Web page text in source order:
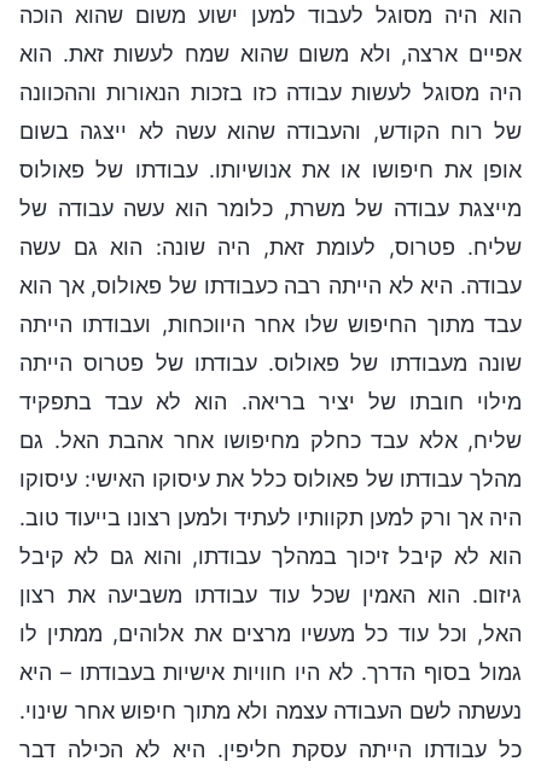
הוא היה מסוגל לעבוד למען ישוע משום שהוא הוכה
אפיים ארצה, ולא משום שהוא שמח לעשות זאת. הוא
היה מסוגל לעשות עבודה כזו בזכות הנאורות וההכוונה
של רוח הקודש, והעבודה שהוא עשה לא ייצגה בשום
אופן את חיפושו או את אנושיותו. עבודתו של פאולוס
מייצגת עבודה של משרת, כלומר הוא עשה עבודה של
שליח. פטרוס, לעומת זאת, היה שונה: הוא גם עשה
עבודה. היא לא הייתה רבה כעבודתו של פאולוס, אך הוא
עבד מתוך החיפוש שלו אחר היווכחות, ועבודתו הייתה
שונה מעבודתו של פאולוס. עבודתו של פטרוס הייתה
מילוי חובתו של יציר בריאה. הוא לא עבד בתפקיד
שליח, אלא עבד כחלק מחיפושו אחר אהבת האל. גם
מהלך עבודתו של פאולוס כלל את עיסוקו האישי: עיסוקו
היה אך ורק למען תקוותיו לעתיד ולמען רצונו בייעוד טוב.
הוא לא קיבל זיכוך במהלך עבודתו, והוא גם לא קיבל
גיזום. הוא האמין שכל עוד עבודתו משביעה את רצון
האל, וכל עוד כל מעשיו מרצים את אלוהים, ממתין לו
גמול בסוף הדרך. לא היו חוויות אישיות בעבודתו – היא
נעשתה לשם העבודה עצמה ולא מתוך חיפוש אחר שינוי.
כל עבודתו הייתה עסקת חליפין. היא לא הכילה דבר